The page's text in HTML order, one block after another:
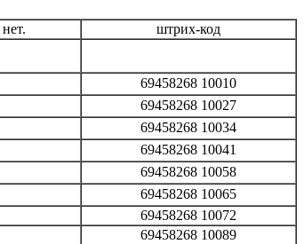
нет.
штрих-код
69458268 10010
69458268 10027
69458268 10034
69458268 10041
69458268 10058
69458268 10065
69458268 10072
69458268 10089